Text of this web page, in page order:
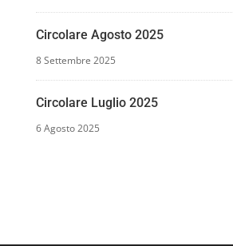
Circolare Agosto 2025
8 Settembre 2025
Circolare Luglio 2025
6 Agosto 2025